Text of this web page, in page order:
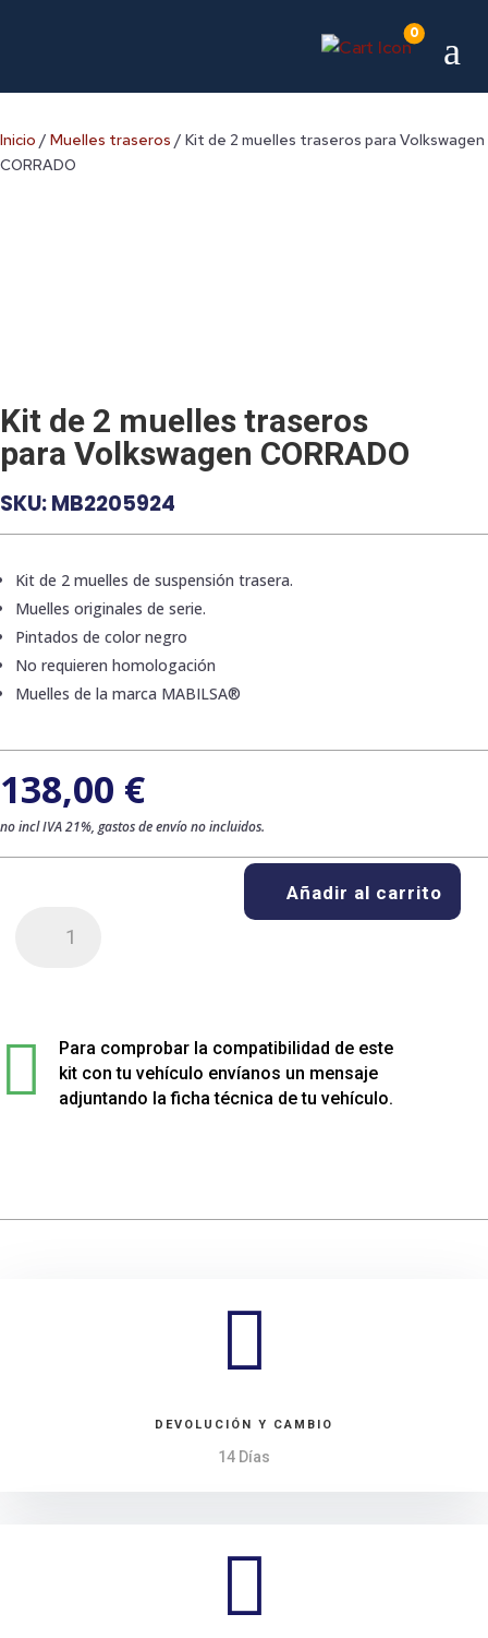
0 a
Inicio / Muelles traseros / Kit de 2 muelles traseros para Volkswagen
CORRADO
Kit de 2 muelles traseros
para Volkswagen CORRADO
SKU:MB2205924
Kit de 2 muelles de suspensión trasera.
Muelles originales de serie.
Pintados de color negro
No requieren homologación
Muelles de la marca MABILSA®
138,00 €
no incl IVA 21%, gastos de envío no incluidos.
para
Volkswagen
CORRADO
Añadir al carrito

Para comprobar la compatibilidad de este
kit con tu vehículo envíanos un mensaje
adjuntando la ficha técnica de tu vehículo.

DEVOLUCIÓN Y CAMBIO
14 Días
